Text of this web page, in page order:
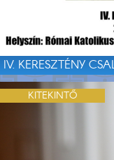
IV. KERESZTÉNY
KITEKINTŐ